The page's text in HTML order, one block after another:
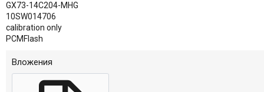
GX73-14C204-MHG
10SW014706
calibration only
PCMFlash
Вложения